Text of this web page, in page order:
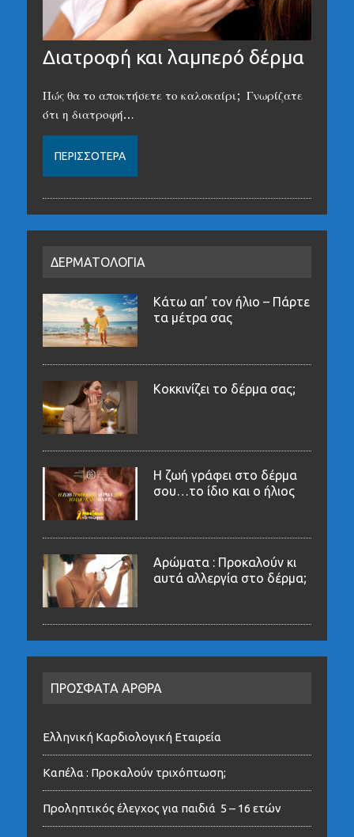
Διατροφή και λαμπερό δέρμα
Πώς θα το αποκτήσετε το καλοκαίρι; Γνωρίζατε
ότι η διατροφή…
ΠΕΡΙΣΣΌΤΕΡΑ
ΔΕΡΜΑΤΟΛΟΓΙΑ
Κάτω απ’ τον ήλιο – Πάρτε
τα μέτρα σας
Κοκκινίζει το δέρμα σας;
Η ζωή γράφει στο δέρμα
σου…το ίδιο και ο ήλιος
Αρώματα : Προκαλούν κι
αυτά αλλεργία στο δέρμα;
ΠΡΟΣΦΑΤΑ ΑΡΘΡΑ
Ελληνική Καρδιολογική Εταιρεία
Καπέλα : Προκαλούν τριχόπτωση;
Προληπτικός έλεγχος για παιδιά 5 – 16 ετών